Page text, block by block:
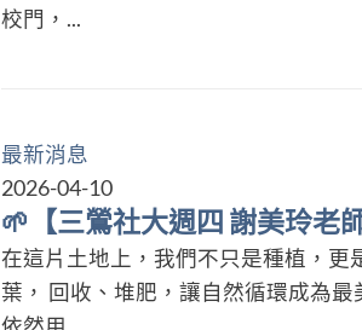
校門，...
最新消息
2026-04-10
🌱【三鶯社大週四 謝美玲老
在這片土地上，我們不只是種植，更
葉， 回收、堆肥，讓自然循環成為